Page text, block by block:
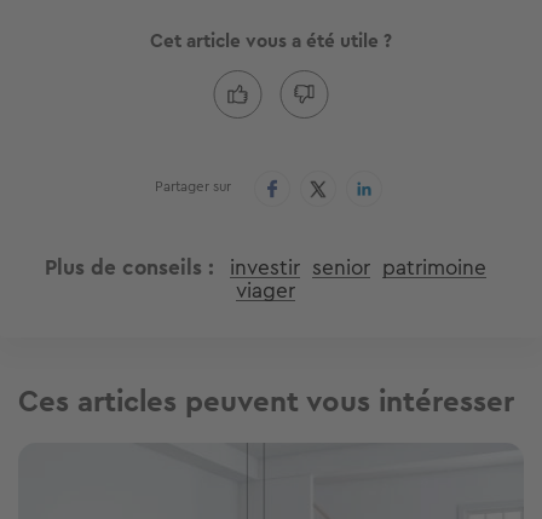
Cet article vous a été utile ?
Partager sur
Plus de conseils investir senior patrimoine
viager
Ces articles peuvent vous intéresser